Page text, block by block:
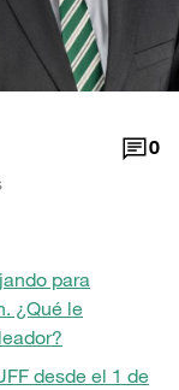
0
para
¿Qué le
desde el 1 de